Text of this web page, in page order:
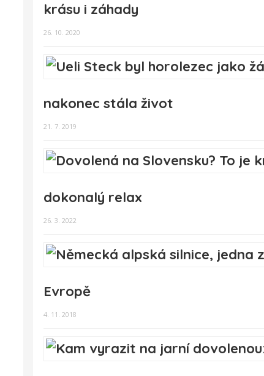
krásu i záhady
26. 10. 2020
nakonec stála život
21. 7. 2019
dokonalý relax
26. 3. 2022
Evropě
4. 11. 2018